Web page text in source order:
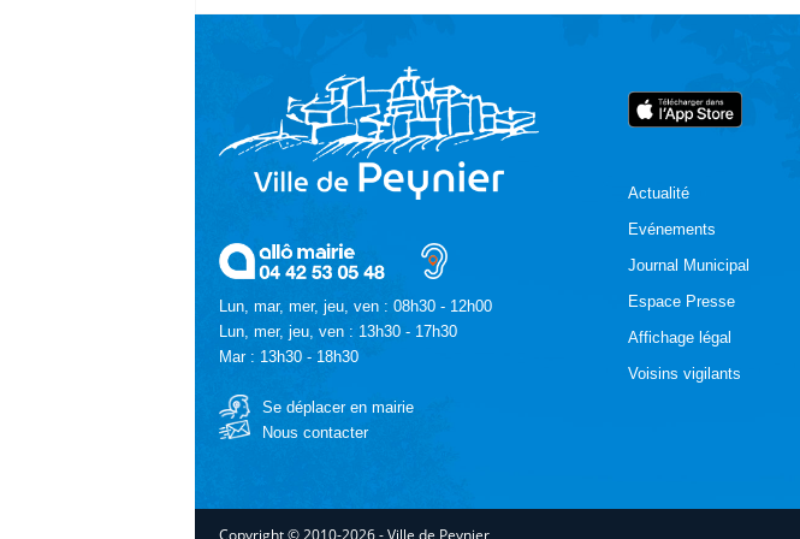
Lun, mar, mer, jeu, ven : 08h30 - 12h00
Lun, mer, jeu, ven : 13h30 - 17h30
Mar : 13h30 - 18h30
Se déplacer en mairie
Nous contacter
Actualité
Evénements
Journal Municipal
Espace Presse
Affichage légal
Voisins vigilants